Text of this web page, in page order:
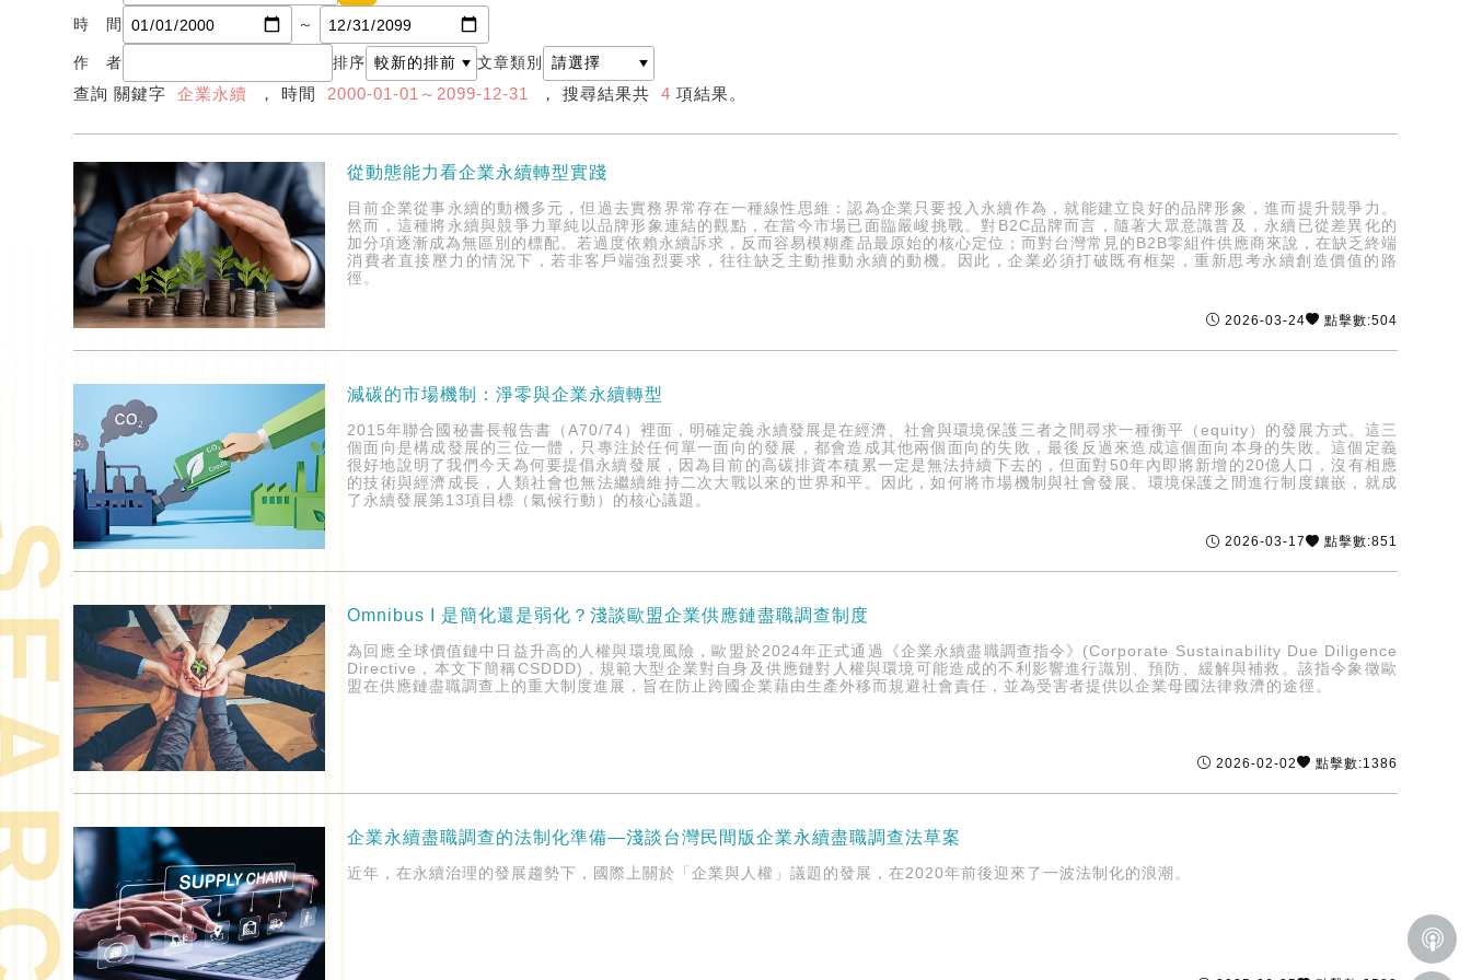
時 間 ～
作 者 排序 文章類別
查詢 關鍵字企業永續 ， 時間 2000-01-01～2099-12-31 ， 搜尋結果共4 項結果。
從動態能力看企業永續轉型實踐
目前企業從事永續的動機多元，但過去實務界常存在一種線性思維：認為企業只要投入永續作為，就能建立良好的品牌形象，進而提升競爭力。
然而，這種將永續與競爭力單純以品牌形象連結的觀點，在當今市場已面臨嚴峻挑戰。對B2C品牌而言，隨著大眾意識普及，永續已從差異化的
加分項逐漸成為無區別的標配。若過度依賴永續訴求，反而容易模糊產品最原始的核心定位；而對台灣常見的B2B零組件供應商來說，在缺乏終端
消費者直接壓力的情況下，若非客戶端強烈要求，往往缺乏主動推動永續的動機。因此，企業必須打破既有框架，重新思考永續創造價值的路
徑。
2026-03-24 點擊數:504
減碳的市場機制：淨零與企業永續轉型
2015年聯合國秘書長報告書（A70/74）裡面，明確定義永續發展是在經濟、社會與環境保護三者之間尋求一種衡平（equity）的發展方式。這三
個面向是構成發展的三位一體，只專注於任何單一面向的發展，都會造成其他兩個面向的失敗，最後反過來造成這個面向本身的失敗。這個定義
很好地說明了我們今天為何要提倡永續發展，因為目前的高碳排資本積累一定是無法持續下去的，但面對50年內即將新增的20億人口，沒有相應
的技術與經濟成長，人類社會也無法繼續維持二次大戰以來的世界和平。因此，如何將市場機制與社會發展、環境保護之間進行制度鑲嵌，就成
了永續發展第13項目標（氣候行動）的核心議題。
2026-03-17 點擊數:851
Omnibus I 是簡化還是弱化？淺談歐盟企業供應鏈盡職調查制度
為回應全球價值鏈中日益升高的人權與環境風險，歐盟於2024年正式通過《企業永續盡職調查指令》(Corporate Sustainability Due Diligence
Directive，本文下簡稱CSDDD)，規範大型企業對自身及供應鏈對人權與環境可能造成的不利影響進行識別、預防、緩解與補救。該指令象徵歐
盟在供應鏈盡職調查上的重大制度進展，旨在防止跨國企業藉由生產外移而規避社會責任，並為受害者提供以企業母國法律救濟的途徑。
2026-02-02 點擊數:1386
企業永續盡職調查的法制化準備—淺談台灣民間版企業永續盡職調查法草案
近年，在永續治理的發展趨勢下，國際上關於「企業與人權」議題的發展，在2020年前後迎來了一波法制化的浪潮。